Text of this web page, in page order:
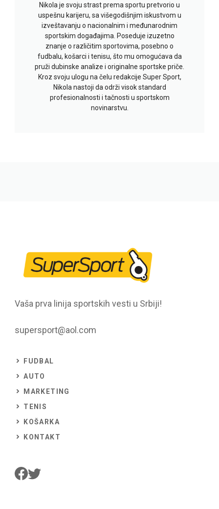
Nikola je svoju strast prema sportu pretvorio u
uspešnu karijeru, sa višegodišnjim iskustvom u
izveštavanju o nacionalnim i međunarodnim
sportskim događajima. Poseduje izuzetno
znanje o različitim sportovima, posebno o
fudbalu, košarci i tenisu, što mu omogućava da
pruži dubinske analize i originalne sportske priče.
Kroz svoju ulogu na čelu redakcije Super Sport,
Nikola nastoji da održi visok standard
profesionalnosti i tačnosti u sportskom
novinarstvu.
Vaša prva linija sportskih vesti u Srbiji!
supersport@aol.com
FUDBAL
AUTO
MARKETING
TENIS
KOŠARKA
KONTAKT